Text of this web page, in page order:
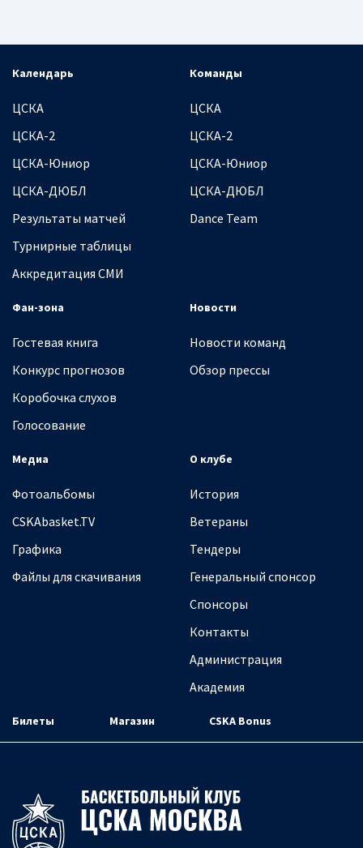
Календарь
ЦСКА
ЦСКА-2
ЦСКА-Юниор
ЦСКА-ДЮБЛ
Результаты матчей
Турнирные таблицы
Аккредитация СМИ
Команды
ЦСКА
ЦСКА-2
ЦСКА-Юниор
ЦСКА-ДЮБЛ
Dance Team
Фан-зона
Гостевая книга
Конкурс прогнозов
Коробочка слухов
Голосование
Новости
Новости команд
Обзор прессы
Медиа
Фотоальбомы
CSKAbasket.TV
Графика
Файлы для скачивания
О клубе
История
Ветераны
Тендеры
Генеральный спонсор
Спонсоры
Контакты
Администрация
Академия
Билеты Магазин CSKA Bonus